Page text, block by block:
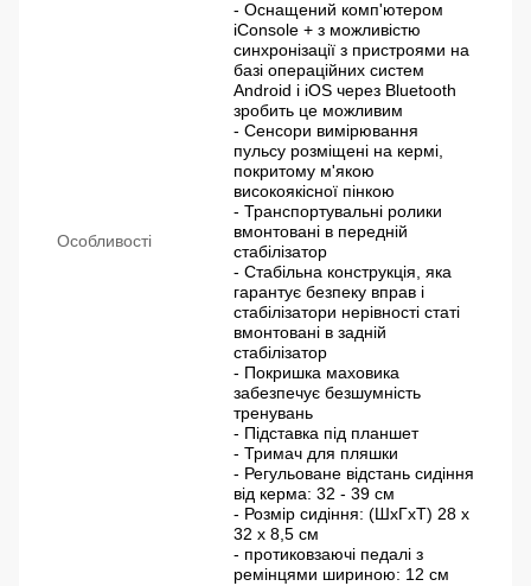
Особливості
- Оснащений комп'ютером
iConsole + з можливістю
синхронізації з пристроями на
базі операційних систем
Android і iOS через Bluetooth
зробить це можливим
- Сенсори вимірювання
пульсу розміщені на кермі,
покритому м'якою
високоякісної пінкою
- Транспортувальні ролики
вмонтовані в передній
стабілізатор
- Стабільна конструкція, яка
гарантує безпеку вправ і
стабілізатори нерівності статі
вмонтовані в задній
стабілізатор
- Покришка маховика
забезпечує безшумність
тренувань
- Підставка під планшет
- Тримач для пляшки
- Регульоване відстань сидіння
від керма: 32 - 39 см
- Розмір сидіння: (ШхГхТ) 28 х
32 х 8,5 см
- протиковзаючі педалі з
ремінцями шириною: 12 см